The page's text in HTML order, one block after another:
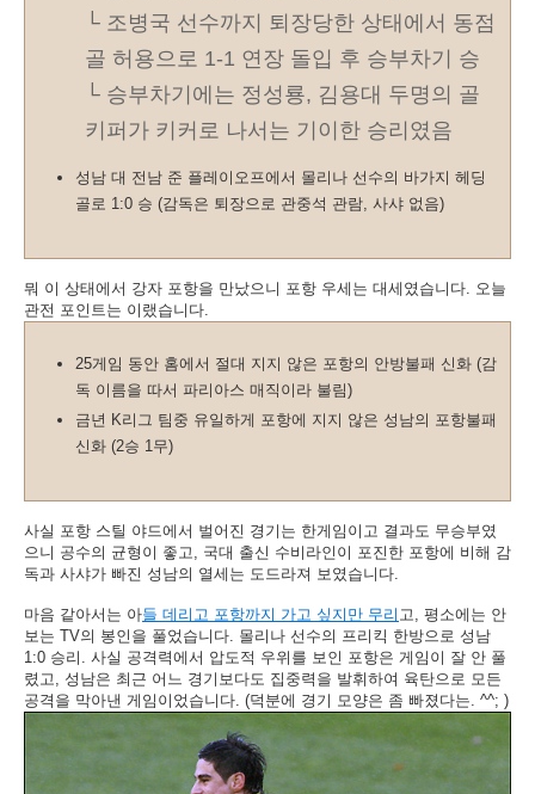
└ 조병국 선수까지 퇴장당한 상태에서 동점
골 허용으로 1-1 연장 돌입 후 승부차기 승
└ 승부차기에는 정성룡, 김용대 두명의 골
키퍼가 키커로 나서는 기이한 승리였음
성남 대 전남 준 플레이오프에서 몰리나 선수의 바가지 헤딩
골로 1:0 승 (감독은 퇴장으로 관중석 관람, 사샤 없음)
뭐 이 상태에서 강자 포항을 만났으니 포항 우세는 대세였습니다. 오늘
관전 포인트는 이랬습니다.
25게임 동안 홈에서 절대 지지 않은 포항의 안방불패 신화 (감
독 이름을 따서 파리아스 매직이라 불림)
금년 K리그 팀중 유일하게 포항에 지지 않은 성남의 포항불패
신화 (2승 1무)
사실 포항 스틸 야드에서 벌어진 경기는 한게임이고 결과도 무승부였
으니 공수의 균형이 좋고, 국대 출신 수비라인이 포진한 포항에 비해 감
독과 사샤가 빠진 성남의 열세는 도드라져 보였습니다.
마음 같아서는 아들 데리고 포항까지 가고 싶지만 무리 고, 평소에는 안
보는 TV의 봉인을 풀었습니다. 몰리나 선수의 프리킥 한방으로 성남
1:0 승리. 사실 공격력에서 압도적 우위를 보인 포항은 게임이 잘 안 풀
렸고, 성남은 최근 어느 경기보다도 집중력을 발휘하여 육탄으로 모든
공격을 막아낸 게임이었습니다. (덕분에 경기 모양은 좀 빠졌다는. ^^; )